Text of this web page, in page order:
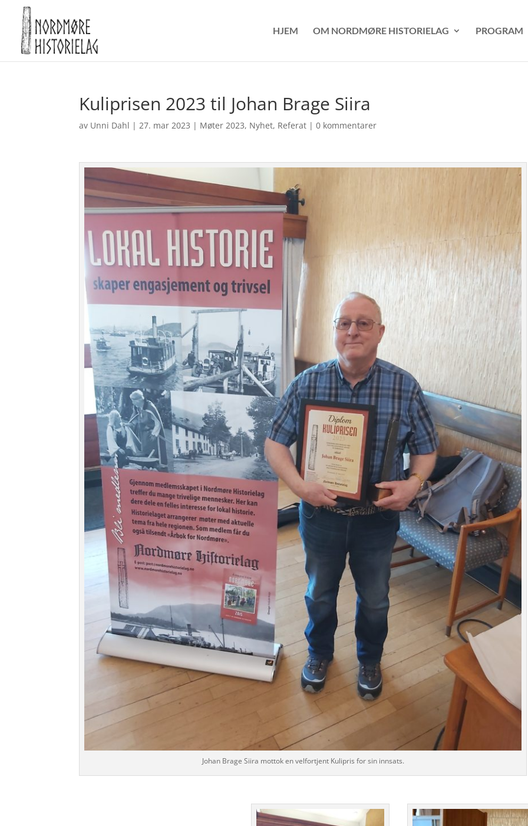
HJEM OM NORDMØRE HISTORIELAG PROGRAM
Kuliprisen 2023 til Johan Brage Siira
av Unni Dahl |27. mar 2023 | Møter 2023, Nyhet, Referat |0 kommentarer
Johan Brage Siira mottok en velfortjent Kulipris for sin innsats.